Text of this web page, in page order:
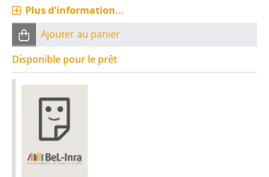
Plus d'information...
Ajouter au panier
Disponible pour le prêt